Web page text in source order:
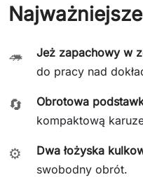
🦔 Jeż zapachowy w
do pracy nad
🔄 Obrotowa
kompaktową
⚙️ Dwa łożyska
swobodny obrót.